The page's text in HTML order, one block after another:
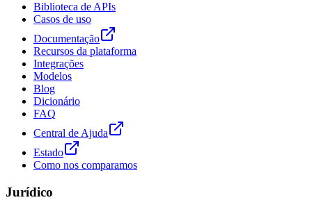
Biblioteca de APIs
Casos de uso
Documentação
Recursos da plataforma
Integrações
Modelos
Blog
Dicionário
FAQ
Central de Ajuda
Estado
Como nos comparamos
Jurídico